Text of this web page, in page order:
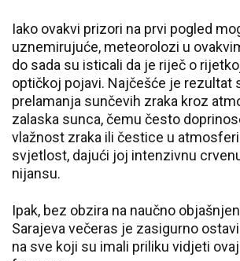
Iako ovakvi prizori na prvi pogled
uznemirujuće, meteorolozi u
do sada su isticali da je riječ o
optičkoj pojavi. Najčešće je rezultat
prelamanja sunčevih zraka kroz
zalaska sunca, čemu često
vlažnost zraka ili čestice u
svjetlost, dajući joj intenzivnu
nijansu.
Ipak, bez obzira na naučno
Sarajeva večeras je zasigurno
na sve koji su imali priliku vidjeti